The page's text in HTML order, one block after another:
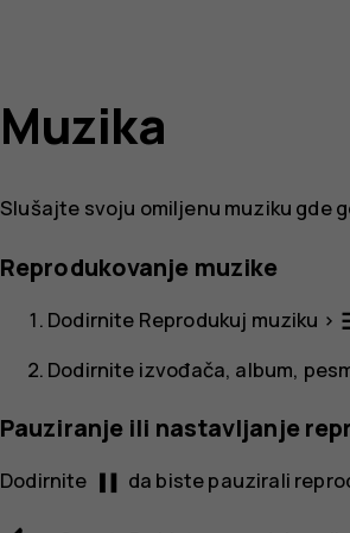
Muzika
Slušajte svoju omiljenu muziku gde
Reprodukovanje muzike
Dodirnite Reprodukuj muziku >
Dodirnite izvođača, album,
Pauziranje ili nastavljanje
Dodirnite pause da biste pauzirali